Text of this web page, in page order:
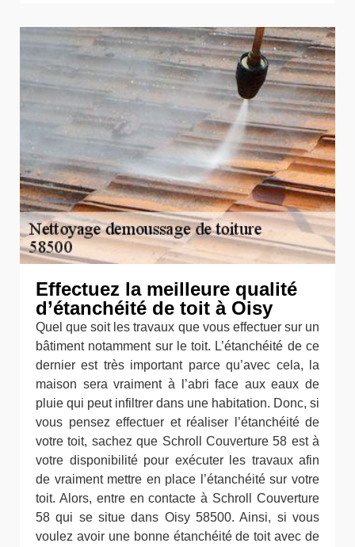
Effectuez la meilleure qualité
d’étanchéité de toit à Oisy
Quel que soit les travaux que vous effectuer sur un
bâtiment notamment sur le toit. L’étanchéité de ce
dernier est très important parce qu’avec cela, la
maison sera vraiment à l’abri face aux eaux de
pluie qui peut infiltrer dans une habitation. Donc, si
vous pensez effectuer et réaliser l’étanchéité de
votre toit, sachez que Schroll Couverture 58 est à
votre disponibilité pour exécuter les travaux afin
de vraiment mettre en place l’étanchéité sur votre
toit. Alors, entre en contacte à Schroll Couverture
58 qui se situe dans Oisy 58500. Ainsi, si vous
voulez avoir une bonne étanchéité de toit avec de